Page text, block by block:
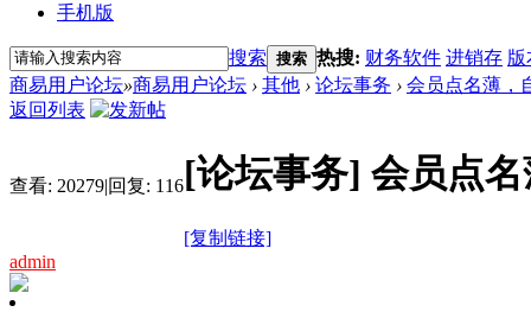
手机版
搜索 搜索 热搜: 财务软件 进销存 版
商易用户论坛»商易用户论坛 › 其他 › 论坛事务 › 会员点名薄，
返回列表
查看: 20279|回复: 116[论坛事务] 会员点
[复制链接]
admin